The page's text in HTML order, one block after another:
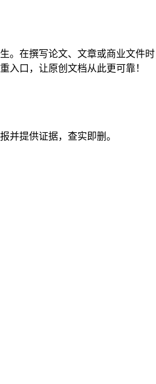
在撰写论文、文章或商业文件
入口，让原创文档从此更可靠！
并提供证据，查实即删。